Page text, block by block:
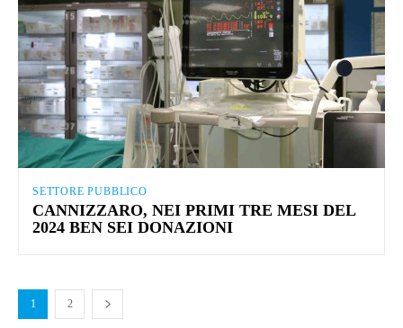
SETTORE PUBBLICO
CANNIZZARO, NEI PRIMI TRE MESI DEL
2024 BEN SEI DONAZIONI
1 2